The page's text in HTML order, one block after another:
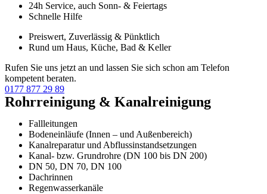
24h Service, auch Sonn- & Feiertags
Schnelle Hilfe
Preiswert, Zuverlässig & Pünktlich
Rund um Haus, Küche, Bad & Keller
Rufen Sie uns jetzt an und lassen Sie sich schon am Telefon
kompetent beraten.
0177 877 29 89
Rohrreinigung & Kanalreinigung
Fallleitungen
Bodeneinläufe (Innen – und Außenbereich)
Kanalreparatur und Abflussinstandsetzungen
Kanal- bzw. Grundrohre (DN 100 bis DN 200)
DN 50, DN 70, DN 100
Dachrinnen
Regenwasserkanäle